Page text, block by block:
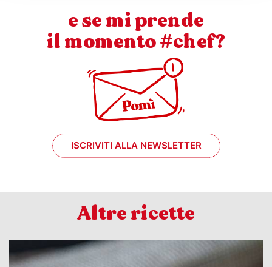
e se mi prende
il momento #chef?
ISCRIVITI ALLA NEWSLETTER
Altre ricette